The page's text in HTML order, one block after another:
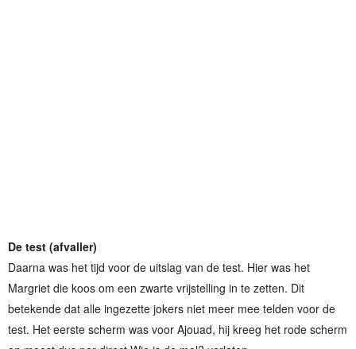
De test (afvaller)
Daarna was het tijd voor de uitslag van de test. Hier was het
Margriet die koos om een zwarte vrijstelling in te zetten. Dit
betekende dat alle ingezette jokers niet meer mee telden voor de
test. Het eerste scherm was voor Ajouad, hij kreeg het rode scherm